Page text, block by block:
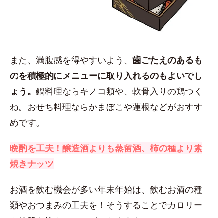
また、満腹感を得やすいよう、 歯ごたえのあるも
のを積極的にメニューに取り入れるのもよいでし
ょう。 鍋料理ならキノコ類や、軟骨入りの鶏つく
ね。おせち料理ならかまぼこや蓮根などがおすす
めです。
晩酌を工夫！醸造酒よりも蒸留酒、柿の種より素
焼きナッツ
お酒を飲む機会が多い年末年始は、飲むお酒の種
類やおつまみの工夫を！そうすることでカロリー